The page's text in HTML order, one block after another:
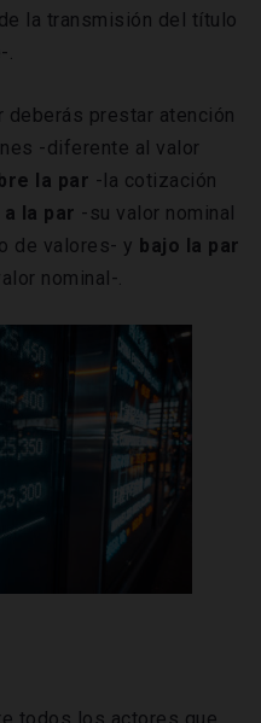
la transmisión del título
.
deberás prestar atención
-diferente al valor
la par -la cotización
a la par -su valor nominal
de valores- y bajo la par
nominal-.